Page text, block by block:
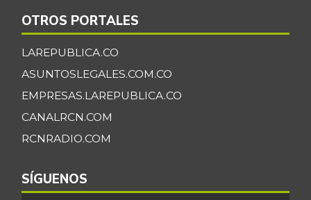
OTROS PORTALES
LAREPUBLICA.CO
ASUNTOSLEGALES.COM.CO
EMPRESAS.LAREPUBLICA.CO
CANALRCN.COM
RCNRADIO.COM
SÍGUENOS